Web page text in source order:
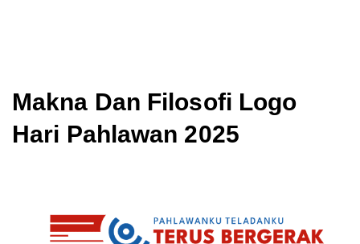
Makna Dan Filosofi Logo
Hari Pahlawan 2025